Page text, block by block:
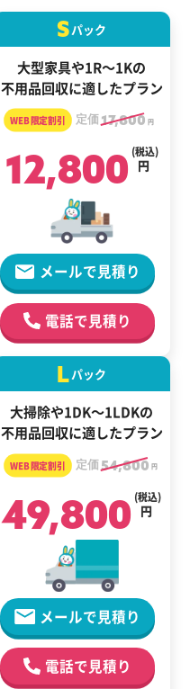
Sパック
大型家具や1R～1Kの
不用品回収に適したプラン
定価17,800 円
12,800 円
(税込)
メールで見積り
電話で見積り
Lパック
大掃除や1DK～1LDKの
不用品回収に適したプラン
定価54,800 円
49,800 円
(税込)
メールで見積り
電話で見積り